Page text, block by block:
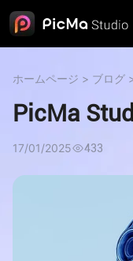
ホームページ > ブログ
PicMa
17/01/2025 433